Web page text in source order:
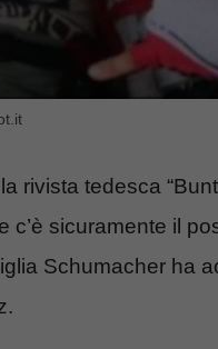
rivista tedesca
c’è sicuramente il
Schumacher ha